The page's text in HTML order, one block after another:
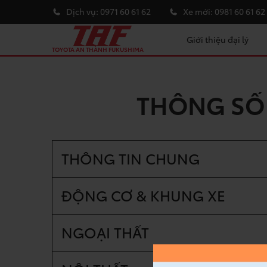
Dịch vụ: 0971 60 61 62 Xe mới: 0981 60 61 62
TOYOTA AN THÀNH FUKUSHIMA
Giới thiệu đại lý
THÔNG
THÔNG TIN CHUNG
ĐỘNG CƠ & KHUNG XE
NGOẠI THẤT